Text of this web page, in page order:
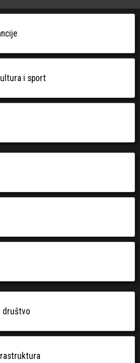
i sport
društvo